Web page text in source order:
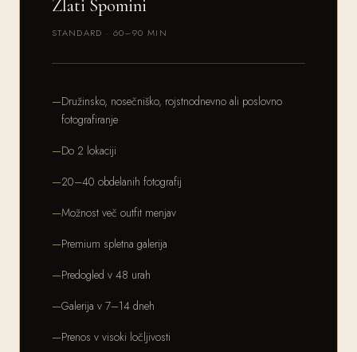
Zlati Spomini
STANDARD · 60–90 MIN
Družinsko, nosečniško, rojstnodnevno ali poslovno
fotografiranje
Do 2 lokaciji
20–40 obdelanih fotografij
Možnost več outfit menjav
Premium spletna galerija
Predogled v 48 urah
Galerija v 7–14 dneh
Prenos v visoki ločljivosti